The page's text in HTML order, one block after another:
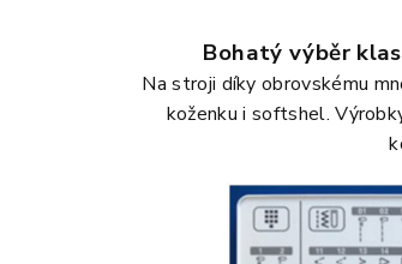
Bohatý výběr
Na stroji díky obrovskému
koženku i softshel.